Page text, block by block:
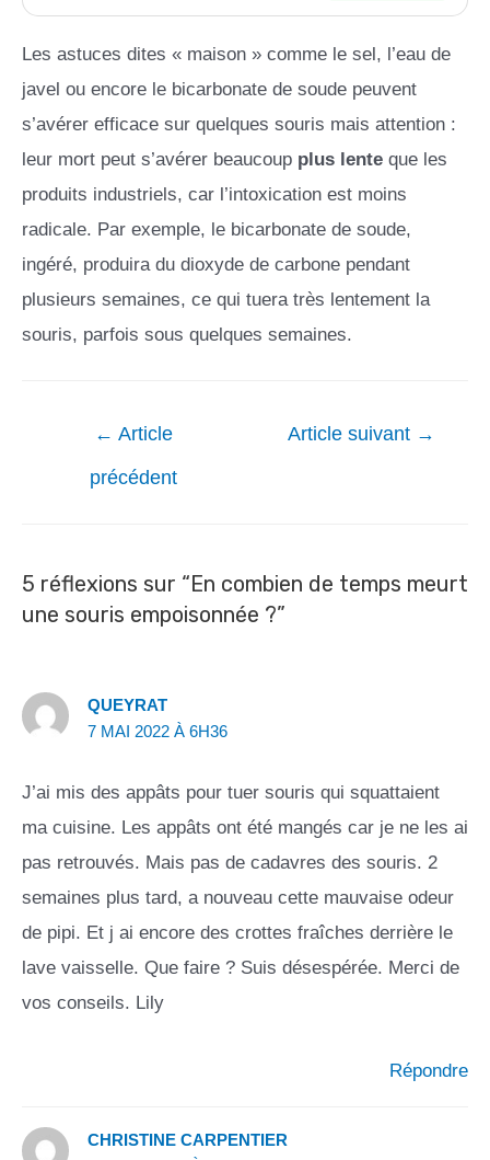
Les astuces dites « maison » comme le sel, l’eau de
javel ou encore le bicarbonate de soude peuvent
s’avérer efficace sur quelques souris mais attention :
leur mort peut s’avérer beaucoup plus lente que les
produits industriels, car l’intoxication est moins
radicale. Par exemple, le bicarbonate de soude,
ingéré, produira du dioxyde de carbone pendant
plusieurs semaines, ce qui tuera très lentement la
souris, parfois sous quelques semaines.
← Article
précédent
Article suivant →
5 réflexions sur “En combien de temps meurt
une souris empoisonnée ?”
QUEYRAT
7 MAI 2022 À 6H36
J’ai mis des appâts pour tuer souris qui squattaient
ma cuisine. Les appâts ont été mangés car je ne les ai
pas retrouvés. Mais pas de cadavres des souris. 2
semaines plus tard, a nouveau cette mauvaise odeur
de pipi. Et j ai encore des crottes fraîches derrière le
lave vaisselle. Que faire ? Suis désespérée. Merci de
vos conseils. Lily
Répondre
CHRISTINE CARPENTIER